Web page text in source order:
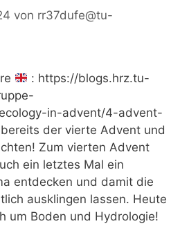
von rr37dufe@tu-
: https://blogs.hrz.tu-
in-advent/4-advent-
der vierte Advent und
Zum vierten Advent
ein letztes Mal ein
entdecken und damit die
ausklingen lassen. Heute
um Boden und Hydrologie!